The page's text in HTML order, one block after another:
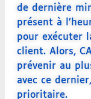
de dernière
présent à
pour exécuter
client. Alors,
prévenir au
avec ce
prioritaire.